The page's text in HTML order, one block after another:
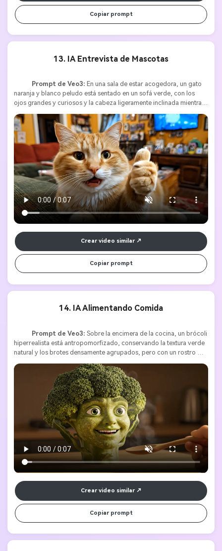
Copiar prompt
13. IA Entrevista de Mascotas
Prompt de Veo3: En una sala de estar acogedora, un gato
naranja y blanco peludo está sentado en un sofá verde, con los
ojos grandes y curiosos y la cabeza ligeramente inclinada mientras
mira directamente a la cámara. A la derecha del encuadre, una
persona con micrófono entra en escena, como entrevistando al
gato. La cámara alterna entre el gato y el micrófono. El reportero
(en tono juguetón): "Entonces, señora Jenny, ¿qué opina de que su
dueña cante fuerte en la ducha cada mañana?" El gato parpadea
lentamente, luego responde con una voz tranquila y grave: "Si lo
sirvieran con atún, le daría un Grammy." El gato levanta una pata,
haciendo un pulgar arriba exagerado (animación tipo caricatura), y
mantiene la pose un momento. Iluminación cálida y humorística
junto con un ambiente hogareño cierran este video corto de 8
segundos a la perfección.
Crear video similar
Copiar prompt
14. IA Alimentando Comida
Prompt de Veo3: Sobre la encimera de la cocina, un brócoli
hiperrealista está antropomorfizado, conservando la textura verde
natural y los brotes densamente agrupados, pero con un rostro
también de superficie de brócoli, con hoyuelos sutiles y el
característico brillo vegetal. Sus ojos relajados miran de frente. La
escena inicia con un primer plano del rostro del brócoli, del que
sale vapor suave. Desde la esquina derecha inferior aparece una
mano humana que sostiene una cuchara de madera con un
pequeño brote de brócoli fresco. El brócoli antropomórfico lo
observa con curiosidad, se inclina suavemente hacia adelante, abre
la boca y da un bocado, masticando con movimientos realistas y
expresivos. Su expresión pasa de satisfacción tranquila a sorpresa
feliz, con los ojos entrecerrados de placer. La suave y cálida
iluminación de la cocina y el detalle cinematográfico aportan un
toque entrañable y humorístico, evocando una interacción íntima y
Crear video similar
Copiar prompt